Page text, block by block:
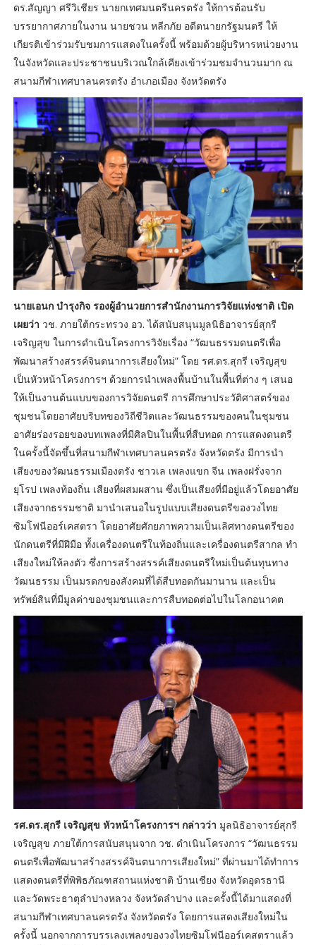
ดร.สัญญา ศรีวิเชียร นายกเทศมนตรีนครตรัง ให้การต้อนรับ
บรรยากาศภายในงาน นายชวน หลีกภัย อดีตนายกรัฐมนตรี ให้
เกียรติเข้าร่วมรับชมการแสดงในครั้งนี้ พร้อมด้วยผู้บริหารหน่วยงาน
ในจังหวัดและประชาชนบริเวณใกล้เคียงเข้าร่วมชมจำนวนมาก ณ
สนามกีฬาเทศบาลนครตรัง อำเภอเมือง จังหวัดตรัง
นายเอนก บำรุงกิจ รองผู้อำนวยการสำนักงานการวิจัยแห่งชาติ เปิด
เผยว่า วช. ภายใต้กระทรวง อว. ได้สนับสนุนมูลนิธิอาจารย์สุกรี
เจริญสุข ในการดำเนินโครงการวิจัยเรื่อง “วัฒนธรรมดนตรีเพื่อ
พัฒนาสร้างสรรค์จินตนาการเสียงใหม่” โดย รศ.ดร.สุกรี เจริญสุข
เป็นหัวหน้าโครงการฯ ด้วยการนำเพลงพื้นบ้านในพื้นที่ต่าง ๆ เสนอ
ให้เป็นงานต้นแบบของการวิจัยดนตรี การศึกษาประวัติศาสตร์ของ
ชุมชนโดยอาศัยบริบทของวิถีชีวิตและวัฒนธรรมของคนในชุมชน
อาศัยร่องรอยของบทเพลงที่มีศิลปินในพื้นที่สืบทอด การแสดงดนตรี
ในครั้งนี้จัดขึ้นที่สนามกีฬาเทศบาลนครตรัง จังหวัดตรัง มีการนำ
เสียงของวัฒนธรรมเมืองตรัง ชาวเล เพลงแขก จีน เพลงฝรั่งจาก
ยุโรป เพลงท้องถิ่น เสียงที่ผสมผสาน ซึ่งเป็นเสียงที่มีอยู่แล้วโดยอาศัย
เสียงจากธรรมชาติ มานำเสนอในรูปแบบเสียงดนตรีของวงไทย
ซิมโฟนีออร์เคสตรา โดยอาศัยศักยภาพความเป็นเลิศทางดนตรีของ
นักดนตรีที่มีฝีมือ ทั้งเครื่องดนตรีในท้องถิ่นและเครื่องดนตรีสากล ทำ
เสียงใหม่ให้ลงตัว ซึ่งการสร้างสรรค์เสียงดนตรีใหม่เป็นต้นทุนทาง
วัฒนธรรม เป็นมรดกของสังคมที่ได้สืบทอดกันมานาน และเป็น
ทรัพย์สินที่มีมูลค่าของชุมชนและการสืบทอดต่อไปในโลกอนาคต
รศ.ดร.สุกรี เจริญสุข หัวหน้าโครงการฯ กล่าวว่า มูลนิธิอาจารย์สุกรี
เจริญสุข ภายใต้การสนับสนุนจาก วช. ดำเนินโครงการ “วัฒนธรรม
ดนตรีเพื่อพัฒนาสร้างสรรค์จินตนาการเสียงใหม่” ที่ผ่านมาได้ทำการ
แสดงดนตรีที่พิพิธภัณฑสถานแห่งชาติ บ้านเชียง จังหวัดอุดรธานี
และวัดพระธาตุลำปางหลวง จังหวัดลำปาง และครั้งนี้ได้มาแสดงที่
สนามกีฬาเทศบาลนครตรัง จังหวัดตรัง โดยการแสดงเสียงใหม่ใน
ครั้งนี้ นอกจากการบรรเลงเพลงของวงไทยซิมโฟนีออร์เคสตราแล้ว